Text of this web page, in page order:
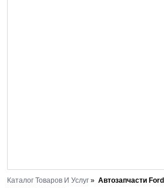
Каталог Товаров И Услуг » Автозапчасти